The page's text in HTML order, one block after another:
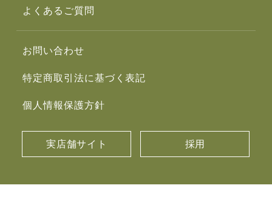
よくあるご質問
お問い合わせ
特定商取引法に基づく表記
個人情報保護方針
実店舗サイト 採用